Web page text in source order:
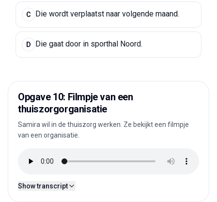
C Die wordt verplaatst naar volgende maand.
D Die gaat door in sporthal Noord.
Opgave 10: Filmpje van een
thuiszorgorganisatie
Samira wil in de thuiszorg werken. Ze bekijkt een filmpje
van een organisatie.
Show transcript